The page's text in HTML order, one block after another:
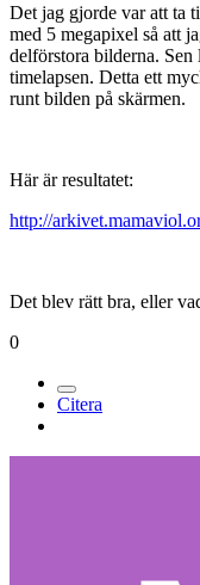
Det jag gjorde var att ta
med 5 megapixel så att
delförstora bilderna.
timelapsen. Detta ett
runt bilden på skärmen.
Här är resultatet:
http://
Det blev rätt bra, eller
0
Citera